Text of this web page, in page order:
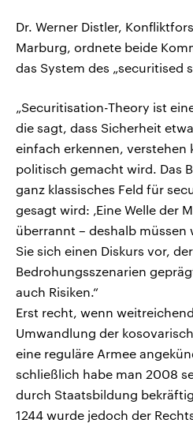
Dr. Werner Distler,
Marburg, ordnete beide
das System des „securitised
„Securitisation-Theory ist
die sagt, dass Sicherheit
einfach erkennen, verstehen
politisch gemacht wird. Das
ganz klassisches Feld für
gesagt wird: ‚Eine Welle der
überrannt – deshalb müssen
Sie sich einen Diskurs vor,
Bedrohungsszenarien
auch Risiken.“
Erst recht, wenn
Umwandlung der
eine reguläre Armee
schließlich habe man 2008
durch Staatsbildung
1244 wurde jedoch der